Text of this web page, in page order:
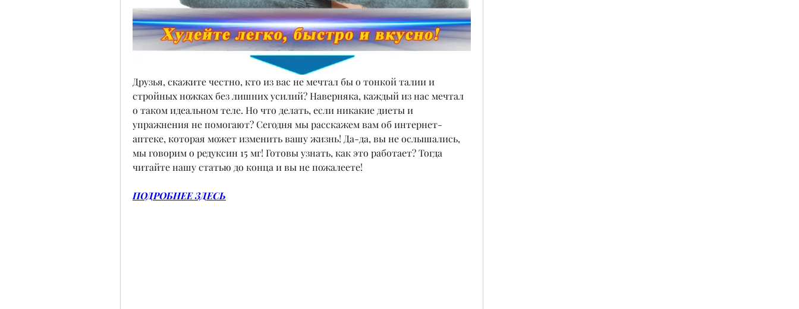
Друзья, скажите честно, кто из вас не мечтал бы о тонкой талии и
стройных ножках без лишних усилий? Наверняка, каждый из нас мечтал
о таком идеальном теле. Но что делать, если никакие диеты и
упражнения не помогают? Сегодня мы расскажем вам об интернет-
аптеке, которая может изменить вашу жизнь! Да-да, вы не ослышались,
мы говорим о редуксин 15 мг! Готовы узнать, как это работает? Тогда
читайте нашу статью до конца и вы не пожалеете!
ПОДРОБНЕЕ ЗДЕСЬ